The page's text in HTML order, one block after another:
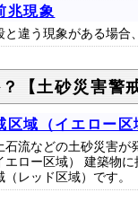
兆現象
違う現象がある場合
【土砂災害警
区域（イエロー
流などの土砂災害が
エロー区域） 建築物
レッド区域）です。